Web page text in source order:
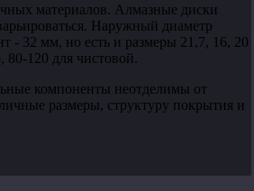
материалов. Алмазные диски
Наружный диаметр
- 32 мм, но есть и размеры 21,7, 16, 20
80-120 для чистовой.
компоненты неотделимы от
размеры, структуру покрытия и